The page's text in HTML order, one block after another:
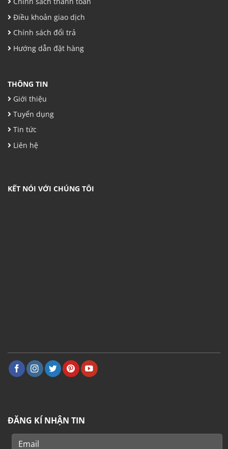
Điều khoản giao dịch
Chính sách đổi trả
Hướng dẫn đặt hàng
THÔNG TIN
Giới thiệu
Tuyển dụng
Tin tức
Liên hệ
KẾT NÓI VỚI CHÚNG TÔI
ĐĂNG KÍ NHẬN TIN